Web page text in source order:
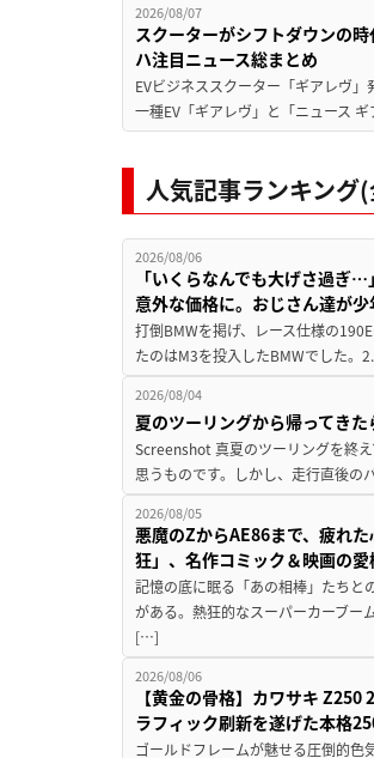
2026/08/07
スクーターがシフトダウンの
ハ注目ニュース総まとめ
EVビジネススクーター「ギアレヴ
一種EV「ギアレヴ」と「ニュース
人気記事ランキング
2026/08/06
「いくらなんでも大げさ過ぎ
意外な価格に。おじさん達が
打倒BMWを掲げ、レース仕様の
たのはM3を投入したBMWでした。
2026/08/04
夏のツーリングから帰ってき
Screenshot 真夏のツーリングを終
思うものです。しかし、走行直後
2026/08/05
悪魔のZからAE86まで、疲れ
狂」、名作コミック＆映画の
記憶の底に眠る「あの相棒」たちと
がある。熱狂的なスーパーカーブー
[…]
2026/08/06
【黄金の骨格】カワサキ
ラフィック刷新を遂げた本格
ゴールドフレームが魅せる圧倒的